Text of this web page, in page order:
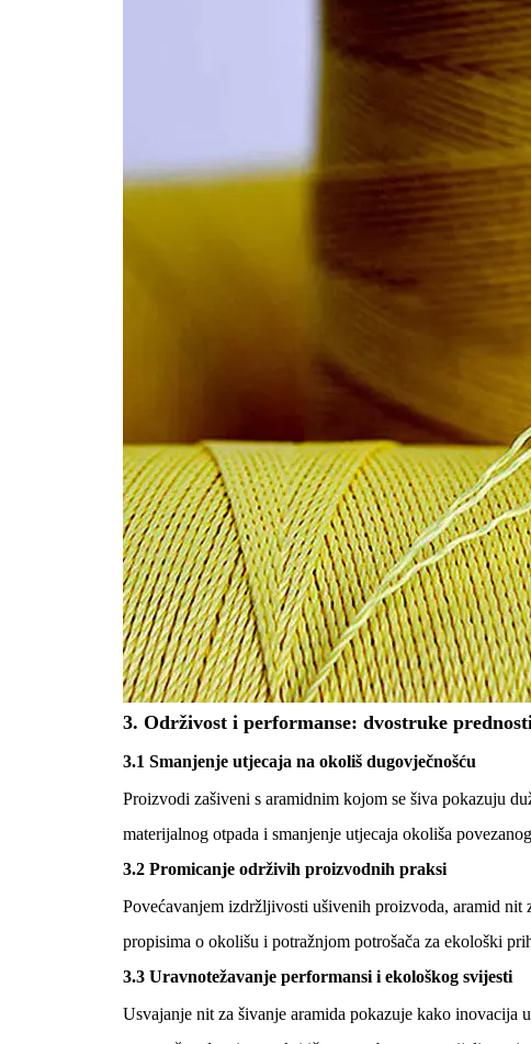
3. Održivost i performanse: dvostruke
3.1 Smanjenje utjecaja na okoliš dugovječnošću
Proizvodi zašiveni s aramidnim kojom se šiva pokazuju
materijalnog otpada i smanjenje utjecaja okoliša
3.2 Promicanje održivih proizvodnih praksi
Povećavanjem izdržljivosti ušivenih proizvoda, aramid nit
propisima o okolišu i potražnjom potrošača za ekološki
3.3 Uravnotežavanje performansi i ekološkog svijesti
Usvajanje nit za šivanje aramida pokazuje kako